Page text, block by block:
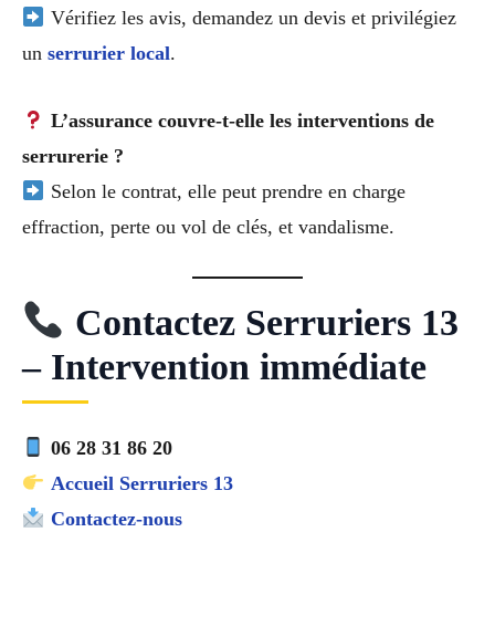
Vérifiez les avis, demandez un devis et privilégiez
un serrurier local.
L’assurance couvre-t-elle les interventions de
serrurerie ?
Selon le contrat, elle peut prendre en charge
effraction, perte ou vol de clés, et vandalisme.
Contactez Serruriers 13
– Intervention immédiate
06 28 31 86 20
Accueil Serruriers 13
Contactez-nous